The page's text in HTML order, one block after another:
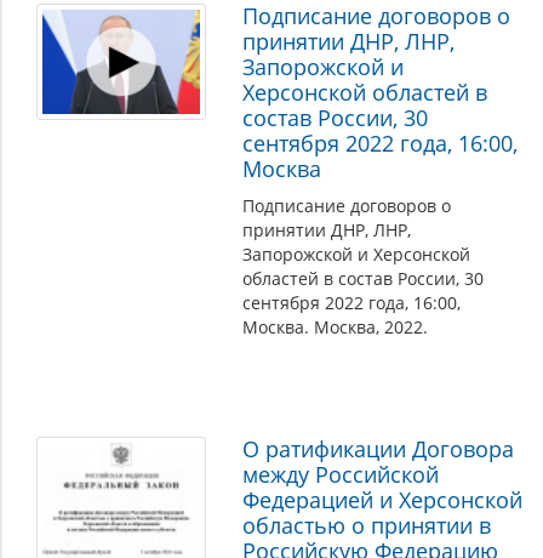
Подписание договоров о
принятии ДНР, ЛНР,
Запорожской и
Херсонской областей в
состав России, 30
сентября 2022 года, 16:00,
Москва
Подписание договоров о
принятии ДНР, ЛНР,
Запорожской и Херсонской
областей в состав России, 30
сентября 2022 года, 16:00,
Москва. Москва, 2022.
О ратификации Договора
между Российской
Федерацией и Херсонской
областью о принятии в
Российскую Федерацию